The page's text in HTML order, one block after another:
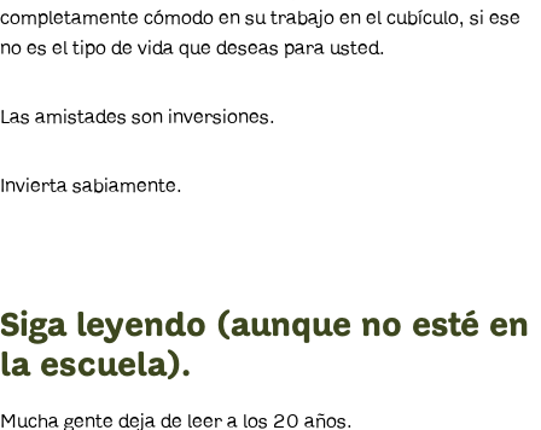
completamente cómodo en su trabajo en el cubículo, si ese
no es el tipo de vida que deseas para usted.
Las amistades son inversiones.
Invierta sabiamente.
Siga leyendo (aunque no esté en
la escuela).
Mucha gente deja de leer a los 20 años.